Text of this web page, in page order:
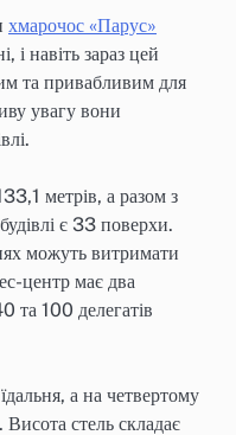
хмарочос «Парус»
і навіть зараз цей
та привабливим для
увагу вони
метрів, а разом з
є 33 поверхи.
можуть витримати
центр має два
та 100 делегатів
а на четвертому
стель складає